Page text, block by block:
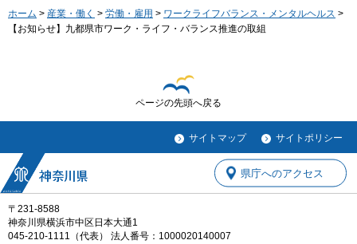
ホーム > 産業・働く > 労働・雇用 > ワークライフバランス・メンタルヘルス >
【お知らせ】九都県市ワーク・ライフ・バランス推進の取組
ページの先頭へ戻る
サイトマップ サイトポリシー
〒231-8588
神奈川県横浜市中区日本大通1
045-210-1111（代表） 法人番号：1000020140007
県庁へのアクセス